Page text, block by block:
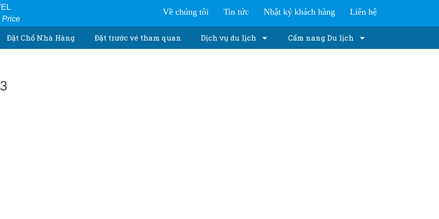
Price
Về chúng tôi Tin tức Nhật ký khách hàng Liên hệ
Đặt Chổ Nhà Hàng Đặt trước vé tham quan Dịch vụ du lịch Cẩm nang Du lịch